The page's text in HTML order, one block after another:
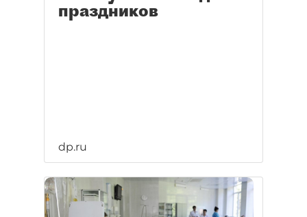
праздников
dp.ru